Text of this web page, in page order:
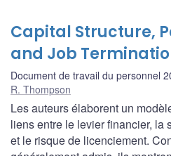
Capital Structure,
and Job
Document de travail du personnel
R. Thompson
Les auteurs élaborent un
liens entre le levier financier, la
et le risque de licenciement.